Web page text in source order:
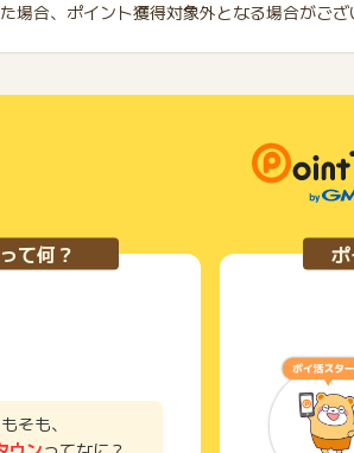
場合、ポイント獲得対象外となる場合がござ
て何？
そも、